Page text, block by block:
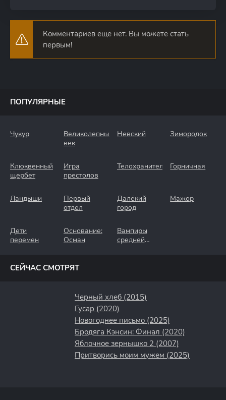
Комментариев еще нет. Вы можете стать
первым!
ПОПУЛЯРНЫЕ
Чукур
Великолепный
век
Невский Зимородок
Клюквенный
щербет
Игра
престолов
Телохранители Горничная
Ландыши
Первый
отдел
Далёкий
город
Мажор
Дети
перемен
Основание:
Осман
Вампиры
средней
СЕЙЧАС СМОТРЯТ
Черный хлеб (2015)
Гусар (2020)
Новогоднее письмо (2025)
Бродяга Кэнсин: Финал (2020)
Яблочное зернышко 2 (2007)
Притворись моим мужем (2025)